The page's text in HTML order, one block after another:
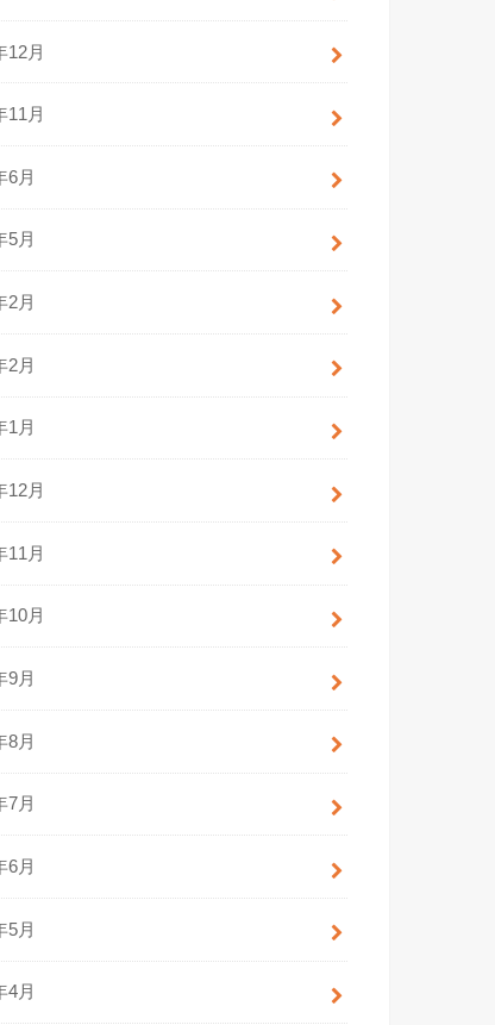
12月
11月
6月
5月
2月
2月
1月
12月
11月
10月
9月
8月
7月
6月
5月
4月